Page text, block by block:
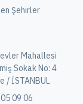
Şehirler
Mahallesi
Sokak No: 4
/ İSTANBUL
09 06